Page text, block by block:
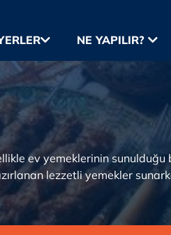
NE YAPILIR?
ev yemeklerinin
lezzetli yemekler